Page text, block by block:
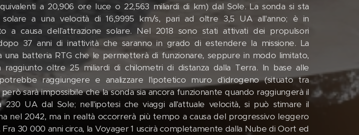
a 20,906 ore luce o 22,563 miliardi di km) dal Sole. La sonda si sta
solare a una velocità di 16,9995 km/s, pari ad oltre 3,5 UA all'anno; è in
a causa dell'attrazione solare. Nel 2018 sono stati attivati dei propulsori
37 anni di inattività che saranno in grado di estendere la missione. La
una batteria RTG che le permetterà di funzionare, seppure in modo limitato,
oltre 25 miliardi di chilometri di distanza dalla Terra. In base alle
raggiungere e analizzare l'ipotetico muro d'idrogeno (situato tra
sarà impossibile che la sonda sia ancora funzionante quando raggiungerà il
UA dal Sole; nell'ipotesi che viaggi all'attuale velocità, si può stimare il
nel 2042, ma in realtà occorrerà più tempo a causa del progressivo leggero
30 000 anni circa, la Voyager 1 uscirà completamente dalla Nube di Oort ed